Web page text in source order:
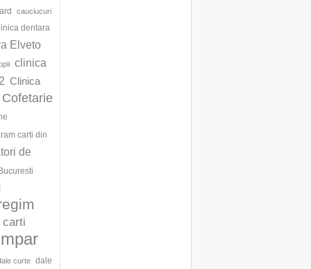
cauciucuri
dentara
Elveto
clinica
Clinica
Cofetarie
carti din
de
carti
curte dale